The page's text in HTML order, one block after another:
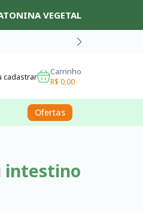
VEGETAL
cadastrar Carrinho
R$ 0,00
Ofertas
intestino